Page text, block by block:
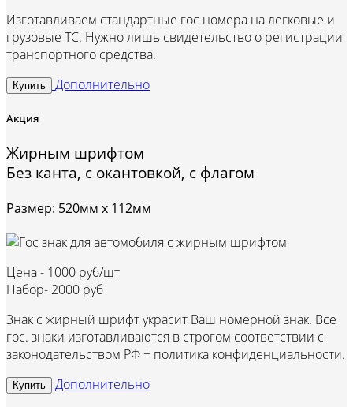
Изготавливаем стандартные гос номера на легковые и
грузовые ТС. Нужно лишь свидетельство о регистрации
транспортного средства.
Купить Дополнительно
Акция
Жирным шрифтом
Без канта, с окантовкой, с флагом
Размер: 520мм х 112мм
Цена - 1000 руб/шт
Набор- 2000 руб
Знак с жирный шрифт украсит Ваш номерной знак. Все
гос. знаки изготавливаются в строгом соответствии с
законодательством РФ + политика конфиденциальности.
Купить Дополнительно